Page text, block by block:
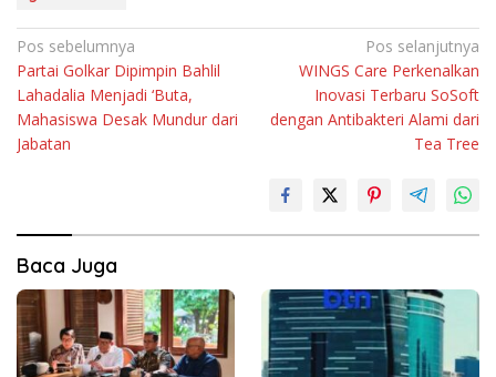
Navigasi
pos
Pos sebelumnya
Partai Golkar Dipimpin Bahlil
Lahadalia Menjadi ‘Buta,
Mahasiswa Desak Mundur dari
Jabatan
Pos selanjutnya
WINGS Care Perkenalkan
Inovasi Terbaru SoSoft
dengan Antibakteri Alami dari
Tea Tree
Baca Juga